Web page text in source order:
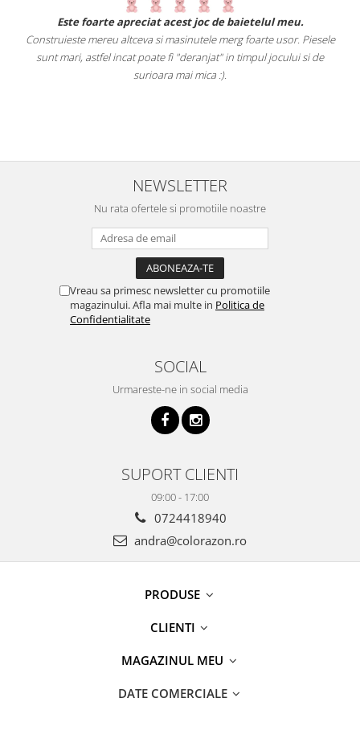
Este foarte apreciat acest joc de baietelul meu.
Construieste mereu altceva si masinutele merg foarte usor. Piesele
sunt mari, astfel incat poate fi "deranjat" in timpul jocului si de
surioara mai mica :).
NEWSLETTER
Nu rata ofertele si promotiile noastre
Vreau sa primesc newsletter cu promotiile
magazinului. Afla mai multe in Politica de
Confidentialitate
SOCIAL
Urmareste-ne in social media
SUPORT CLIENTI
09:00 - 17:00
0724418940
andra@colorazon.ro
PRODUSE
CLIENTI
MAGAZINUL MEU
DATE COMERCIALE